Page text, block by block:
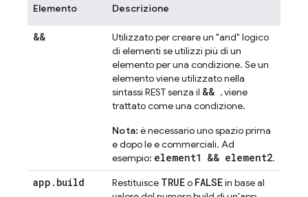
Elemento Descrizione
&&
Utilizzato per creare un "and" logico
di elementi se utilizzi più di un
elemento per una condizione. Se un
elemento viene utilizzato nella
sintassi REST senza il && , viene
trattato come una condizione.
Nota: è necessario uno spazio prima
e dopo le e commerciali. Ad
esempio: element1 && element2.
app . build Restituisce TRUEo FALSEin base al